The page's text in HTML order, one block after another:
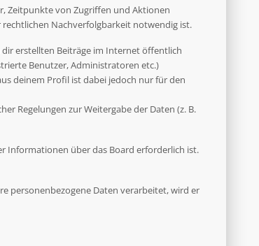
Zeitpunkte von Zugriffen und Aktionen
Nachverfolgbarkeit notwendig ist.
dir erstellten Beiträge im Internet öffentlich
Benutzer, Administratoren etc.)
deinem Profil ist dabei jedoch nur für den
Regelungen zur Weitergabe der Daten (z. B.
Informationen über das Board erforderlich ist.
personenbezogene Daten verarbeitet, wird er